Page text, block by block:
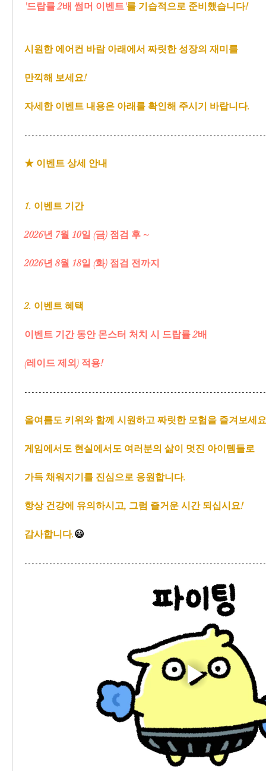
'드랍률 2배 썸머 이벤트'를 기습적으로 준비했습니다!
시원한 에어컨 바람 아래에서 짜릿한 성장의 재미를
만끽해 보세요!
자세한 이벤트 내용은 아래를 확인해 주시기 바랍니다.
★ 이벤트 상세 안내
1. 이벤트 기간
2026년 7월 10일 (금) 점검 후 ~
2026년 8월 18일 (화) 점검 전까지
2. 이벤트 혜택
이벤트 기간 동안 몬스터 처치 시 드랍률 2배
(레이드 제외) 적용!
올여름도 키위와 함께 시원하고 짜릿한 모험을 즐겨보세
게임에서도 현실에서도 여러분의 삶이 멋진 아이템들로
가득 채워지기를 진심으로 응원합니다.
항상 건강에 유의하시고, 그럼 즐거운 시간 되십시요!
감사합니다.😃